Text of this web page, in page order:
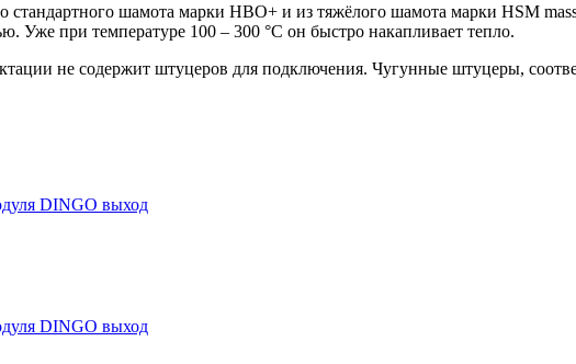
шамота марки HBO+ и из тяжёлого шамота марки HSM
Уже при температуре 100 – 300 °C он быстро накапливает тепло.
не содержит штуцеров для подключения. Чугунные штуцеры,
DINGO выход
DINGO выход